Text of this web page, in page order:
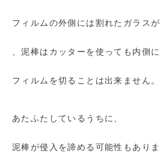
フィルムの外側には割れたガラス
、泥棒はカッターを使っても内側
フィルムを切ることは出来ません。
あたふたしているうちに、
泥棒が侵入を諦める可能性もあり